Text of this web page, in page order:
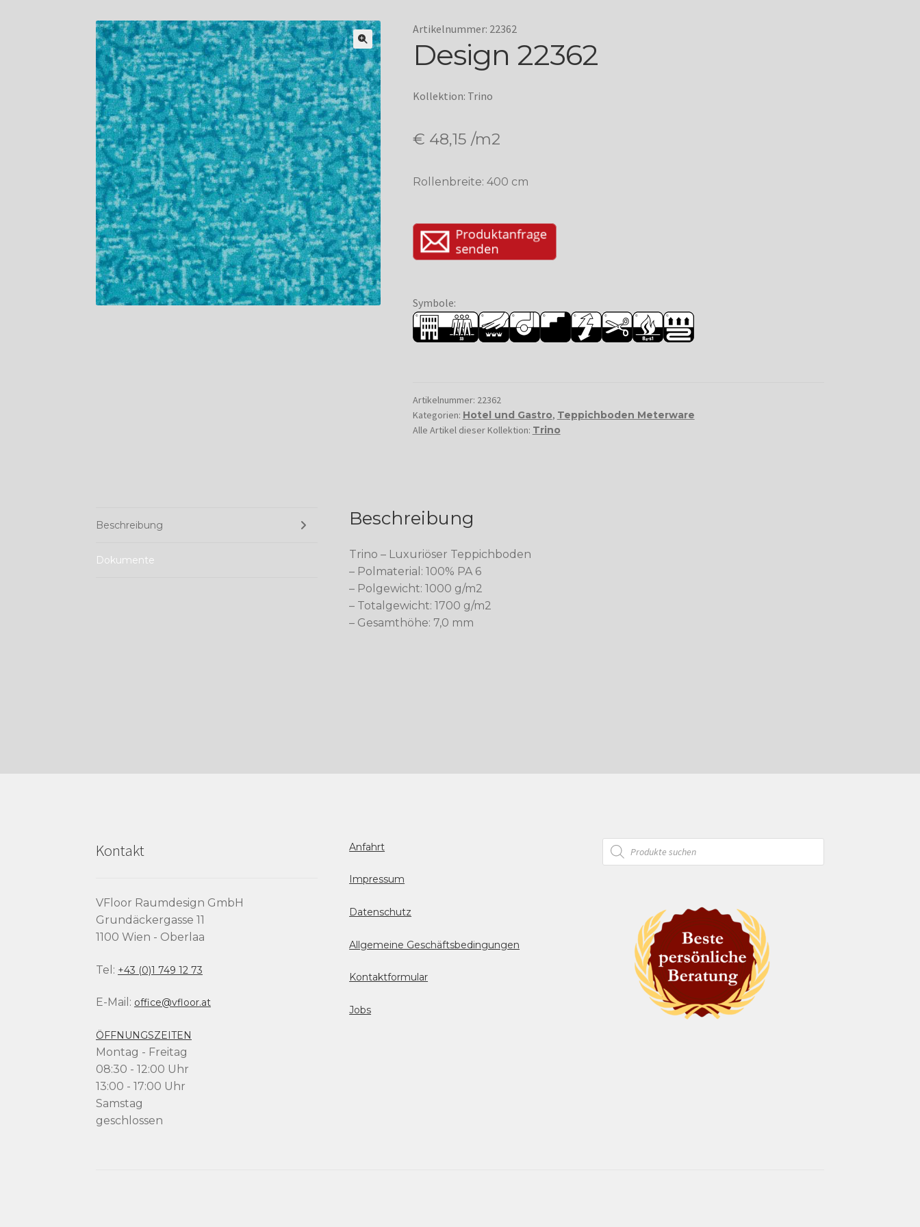
Artikelnummer: 22362
Design 22362
Kollektion: Trino
€ 48,15 /m2
Rollenbreite: 400 cm
Symbole:
Artikelnummer: 22362
Kategorien: Hotel und Gastro, Teppichboden Meterware
Alle Artikel dieser Kollektion: Trino
Beschreibung
Dokumente
Beschreibung
Trino – Luxuriöser Teppichboden
– Polmaterial: 100% PA 6
– Polgewicht: 1000 g/m2
– Totalgewicht: 1700 g/m2
– Gesamthöhe: 7,0 mm
Kontakt
VFloor Raumdesign GmbH
Grundäckergasse 11
1100 Wien - Oberlaa
Tel: +43 (0)1 749 12 73
E-Mail: office@vfloor.at
ÖFFNUNGSZEITEN
Montag - Freitag
08:30 - 12:00 Uhr
13:00 - 17:00 Uhr
Samstag
geschlossen
Anfahrt
Impressum
Datenschutz
Allgemeine Geschäftsbedingungen
Kontaktformular
Jobs
Products
search